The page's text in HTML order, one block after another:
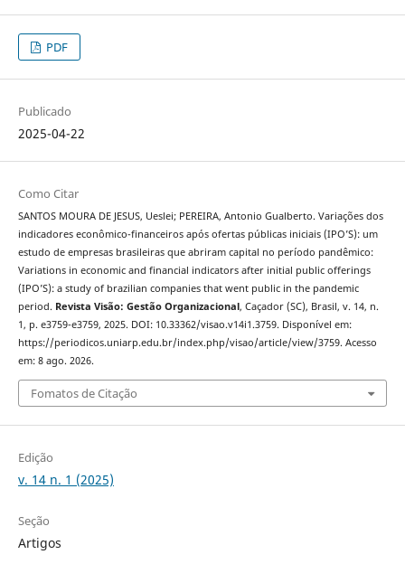
PDF
Publicado
2025-04-22
Como Citar
SANTOS MOURA DE JESUS, Ueslei; PEREIRA, Antonio Gualberto. Variações dos
indicadores econômico-financeiros após ofertas públicas iniciais (IPO’S): um
estudo de empresas brasileiras que abriram capital no período pandêmico:
Variations in economic and financial indicators after initial public offerings
(IPO’S): a study of brazilian companies that went public in the pandemic
period. Revista Visão: Gestão Organizacional, Caçador (SC), Brasil, v. 14, n.
1, p. e3759-e3759, 2025. DOI: 10.33362/visao.v14i1.3759. Disponível em:
https://periodicos.uniarp.edu.br/index.php/visao/article/view/3759. Acesso
em: 8 ago. 2026.
Fomatos de Citação
Edição
v. 14 n. 1 (2025)
Seção
Artigos